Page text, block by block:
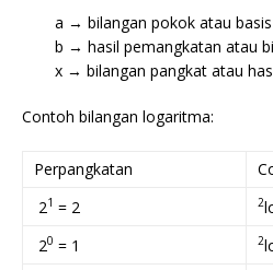
a → bilangan pokok atau
b → hasil pemangkatan atau
x → bilangan pangkat atau
Contoh bilangan logaritma:
Perpangkatan
21 = 2 2
20 = 1 2